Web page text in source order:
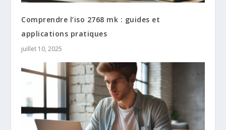
Comprendre l’iso 2768 mk​ : guides et
applications pratiques
juillet 10, 2025